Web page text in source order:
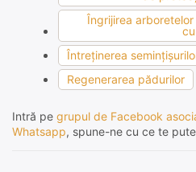
Îngrijirea
Întreţinerea
Regenerarea pădurilor
Intră pe grupul de Facebook
Whatsapp, spune-ne cu ce te